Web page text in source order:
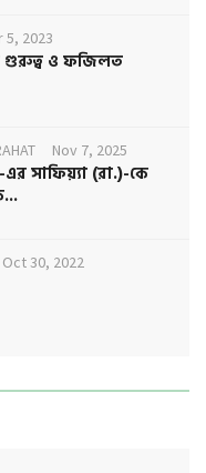
5, 2023
গুরুত্ব ও ফজিলত
Nov 7, 2025
সাফিয়্যা (রা.)-কে
Oct 30, 2022